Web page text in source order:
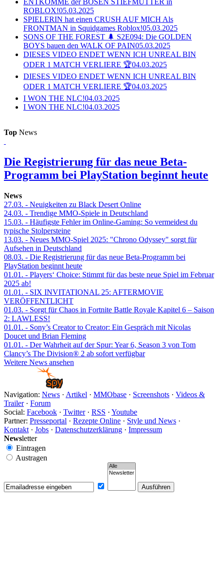
ROBLOX!05.03.2025
SPIELERIN hat einen CRUSH AUF MICH Als
FRONTMAN in Squidgames Roblox!05.03.2025
SONS OF THE FOREST 🌲 S2E094: Die GOLDEN
BOYS bauen den WALK OF PAIN05.03.2025
DIESES VIDEO ENDET WENN ICH UNREAL BIN
ODER 1 MATCH VERLIERE 🏆04.03.2025
DIESES VIDEO ENDET WENN ICH UNREAL BIN
ODER 1 MATCH VERLIERE 🏆04.03.2025
I WON THE NLC!04.03.2025
I WON THE NLC!04.03.2025
Top News
Die Registrierung für das neue Beta-
Programm bei PlayStation beginnt heute
News
27.03. - Neuigkeiten zu Black Desert Online
24.03. - Trendige MMO-Spiele in Deutschland
15.03. - Häufigste Fehler im Online-Gaming: So vermeidest du
typische Stolpersteine
13.03. - Neues MMO-Spiel 2025: "Chrono Odyssey" sorgt für
Aufsehen in Deutschland
08.03. - Die Registrierung für das neue Beta-Programm bei
PlayStation beginnt heute
01.01. - Players‘ Choice: Stimmt für das beste neue Spiel im Februar
2025 ab!
01.01. - SIX INVITATIONAL 25: AFTERMOVIE
VERÖFFENTLICHT
01.03. - Sorgt für Chaos in Fortnite Battle Royale Kapitel 6 – Saison
2: LAWLESS!
01.01. - Sony’s Creator to Creator: Ein Gespräch mit Nicolas
Doucet und Brian Fleming
01.01. - Der Wahrheit auf der Spur: Year 6, Season 3 von Tom
Clancy’s The Division® 2 ab sofort verfügbar
Weitere News ansehen
Navigation: News · Artikel · MMObase · Screenshots · Videos &
Trailer· Forum
Social: Facebook · Twitter· RSS · Youtube
Partner: Presseportal · Rezepte Online · Style und News ·
Kontakt · Jobs · Datenschutzerklärung · Impressum
Newsletter
Eintragen
Austragen